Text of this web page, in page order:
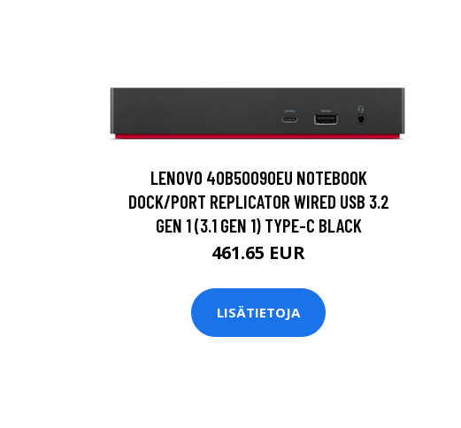
LENOVO 40B50090EU NOTEBOOK
DOCK/PORT REPLICATOR WIRED USB 3.2
GEN 1 (3.1 GEN 1) TYPE-C BLACK
461.65 EUR
LISÄTIETOJA